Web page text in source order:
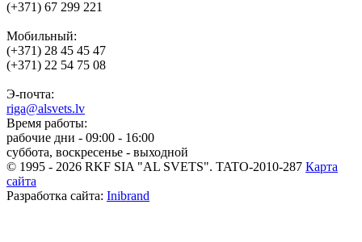
(+371) 67 299 221
Мобильный:
(+371) 28 45 45 47
(+371) 22 54 75 08
Э-почта:
riga@alsvets.lv
Время работы:
рабочие дни - 09:00 - 16:00
суббота, воскресенье - выходной
© 1995 - 2026 RKF SIA "AL SVETS". TATO-2010-287 Карта
сайта
Разработка сайта: Inibrand